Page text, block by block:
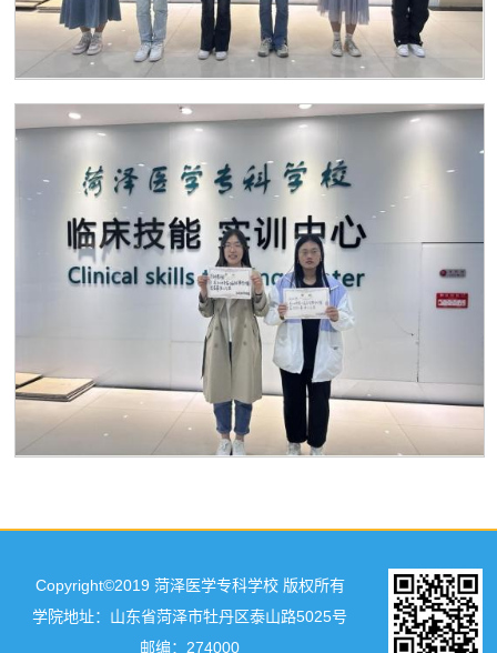
Copyright©2019 菏泽医学专科学校 版权所有
学院地址：山东省菏泽市牡丹区泰山路5025号
邮编：274000